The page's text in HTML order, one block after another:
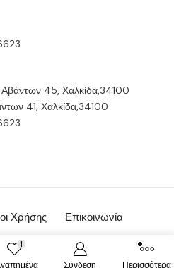
1
Σύνδεση Περισσότερα
45, Χαλκίδα,34100
41, Χαλκίδα,34100
Χρήσης Επικοινωνία
powered by: